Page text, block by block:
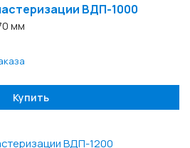
ВДП-1000
мм
Купить